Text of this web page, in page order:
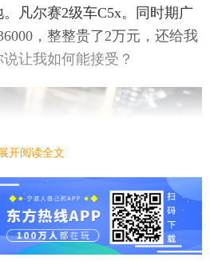
。凡尔赛2级车C5x。同时期广
，整整贵了2万元，还给我
让我如何能接受？
展开阅读全文